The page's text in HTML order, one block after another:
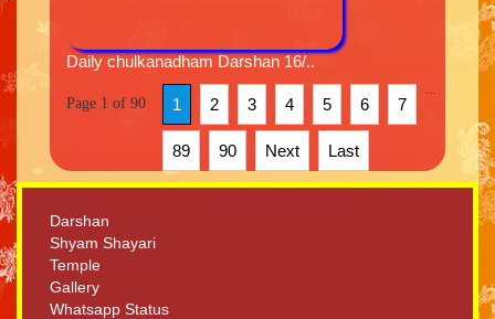
Daily chulkanadham Darshan 16/..
Page 1 of 90 1 2 3 4 5 6 7
89 90 Next Last
Darshan
Shyam Shayari
Temple
Gallery
Whatsapp Status